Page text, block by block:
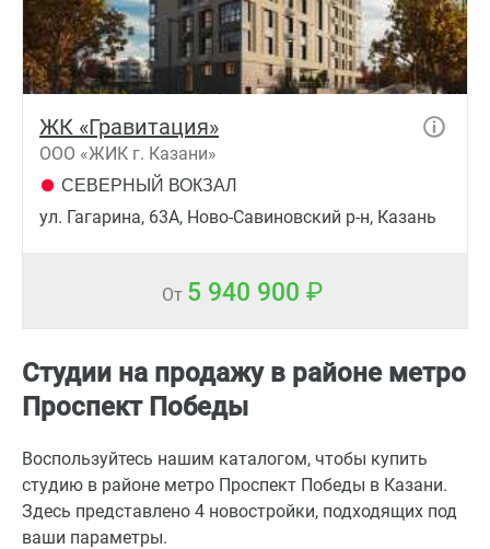
ЖК «Гравитация»
ООО «ЖИК г. Казани»
СЕВЕРНЫЙ ВОКЗАЛ
ул. Гагарина, 63А, Ново-Савиновский р-н, Казань
От 5 940 900
Студии на продажу в районе метро
Проспект Победы
Воспользуйтесь нашим каталогом, чтобы купить
студию в районе метро Проспект Победы в Казани.
Здесь представлено 4 новостройки, подходящих под
ваши параметры.